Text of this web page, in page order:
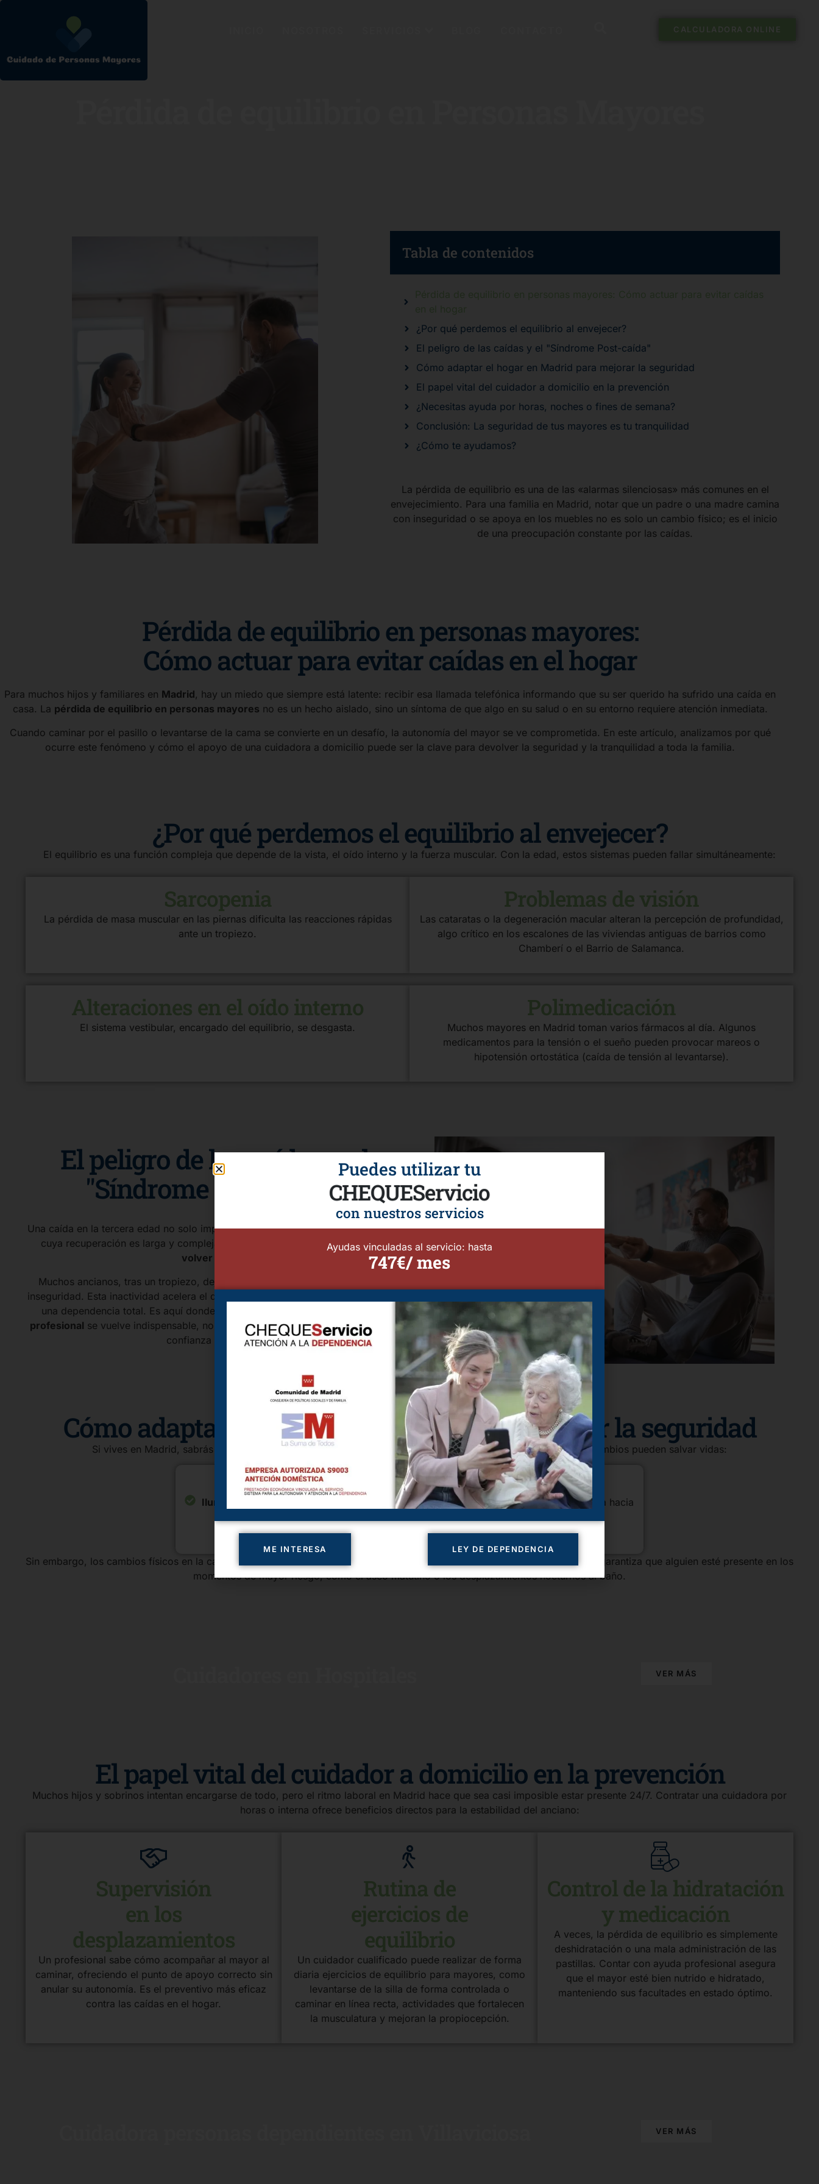
CALCULADORA ONLINE
Tabla de contenidos
¿Por qué perdemos el equilibrio al envejecer?
El peligro de las caídas y el "Síndrome Post-caída"
Cómo adaptar el hogar en Madrid para mejorar la seguridad
El papel vital del cuidador a domicilio en la prevención
¿Necesitas ayuda por horas, noches o fines de semana?
Conclusión: La seguridad de tus mayores es tu tranquilidad
¿Cómo te ayudamos?
La pérdida de equilibrio es una de las «alarmas silenciosas» más comunes en el
envejecimiento. Para una familia en Madrid, notar que un padre o una madre camina
con inseguridad o se apoya en los muebles no es solo un cambio físico; es el inicio
de una preocupación constante por las caídas.
Pérdida de equilibrio en personas mayores:
Cómo actuar para evitar caídas en el hogar
Para muchos hijos y familiares en Madrid, hay un miedo que siempre está latente: recibir esa llamada telefónica informando que su ser querido ha sufrido una caída en
casa. La pérdida de equilibrio en personas mayores no es un hecho aislado, sino un síntoma de que algo en su salud o en su entorno requiere atención inmediata.
Cuando caminar por el pasillo o levantarse de la cama se convierte en un desafío, la autonomía del mayor se ve comprometida. En este artículo, analizamos por qué
ocurre este fenómeno y cómo el apoyo de una cuidadora a domicilio puede ser la clave para devolver la seguridad y la tranquilidad a toda la familia.
¿Por qué perdemos el equilibrio al envejecer?
El equilibrio es una función compleja que depende de la vista, el oído interno y la fuerza muscular. Con la edad, estos sistemas pueden fallar simultáneamente:
Sarcopenia
La pérdida de masa muscular en las piernas dificulta las reacciones rápidas
ante un tropiezo.
Problemas de visión
Las cataratas o la degeneración macular alteran la percepción de profundidad,
algo crítico en los escalones de las viviendas antiguas de barrios como
Chamberí o el Barrio de Salamanca.
Alteraciones en el oído interno
El sistema vestibular, encargado del equilibrio, se desgasta.
Polimedicación
Muchos mayores en Madrid toman varios fármacos al día. Algunos
medicamentos para la tensión o el sueño pueden provocar mareos o
hipotensión ortostática (caída de tensión al levantarse).
El peligro de las caídas y el
"Síndrome Post-caída"
Una caída en la tercera edad no solo implica el riesgo de una fractura de cadera,
cuya recuperación es larga y compleja. Existe un daño invisible: elmiedo a
volver a caer
Muchos ancianos, tras un tropiezo, dejan de caminar o de salir a la calle por
inseguridad. Esta inactividad acelera el deterioro físico y cognitivo, llevándolos a
una dependencia total. Es aquí donde la figura de un
profesional se vuelve indispensable, no solo para vigilar, sino para rehabilitar la
confianza del mayor.
Cómo adaptar el hogar en Madrid para mejorar la seguridad
Si vives en Madrid, sabrás que muchas viviendas no están diseñadas para la movilidad reducida. Pequeños cambios pueden salvar vidas:
Adiós a las alfombras:
Son la principal causa de tropiezos.
Iluminación estratégica:
Instalar luces con sensores de movimiento en el pasillo que va hacia
Barras de apoyo:
No solo en la ducha, sino cerca de la cama
Sin embargo, los cambios físicos en la casa son insuficientes si el mayor pasa muchas horas solo. La asistencia domiciliaria garantiza que alguien esté presente en los
momentos de mayor riesgo, como el aseo matutino o los desplazamientos nocturnos al baño.
VER MÁS
El papel vital del cuidador a domicilio en la prevención
Muchos hijos y sobrinos intentan encargarse de todo, pero el ritmo laboral en Madrid hace que sea casi imposible estar presente 24/7. Contratar una cuidadora por
horas o interna ofrece beneficios directos para la estabilidad del anciano:
Supervisión
en los
desplazamientos
Un profesional sabe cómo acompañar al mayor al
caminar, ofreciendo el punto de apoyo correcto sin
anular su autonomía. Es el preventivo más eficaz
contra las caídas en el hogar.
Rutina de
ejercicios de
equilibrio
Un cuidador cualificado puede realizar de forma
diaria ejercicios de equilibrio para mayores, como
levantarse de la silla de forma controlada o
caminar en línea recta, actividades que fortalecen
la musculatura y mejoran la propiocepción.
Control de la hidratación
y medicación
A veces, la pérdida de equilibrio es simplemente
deshidratación o una mala administración de las
pastillas. Contar con ayuda profesional asegura
que el mayor esté bien nutrido e hidratado,
manteniendo sus facultades en estado óptimo.
VER MÁS
Puedes utilizar tu
CHEQUEServicio
con nuestros servicios
Ayudas vinculadas al servicio: hasta
747€/ mes
ME INTERESA LEY DE DEPENDENCIA